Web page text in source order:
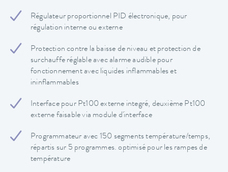
Régulateur proportionnel PID électronique, pour
régulation interne ou externe
Protection contre la baisse de niveau et protection de
surchauffe réglable avec alarme audible pour
fonctionnement avec liquides inflammables et
ininflammables
Interface pour Pt100 externe integré, deuxième Pt100
externe faisable via module d'interface
Programmateur avec 150 segments température/temps,
répartis sur 5 programmes. optimisé pour les rampes de
température